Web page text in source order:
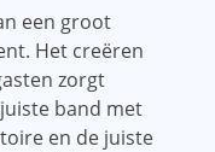
een groot
Het creëren
zorgt
band met
en de juiste